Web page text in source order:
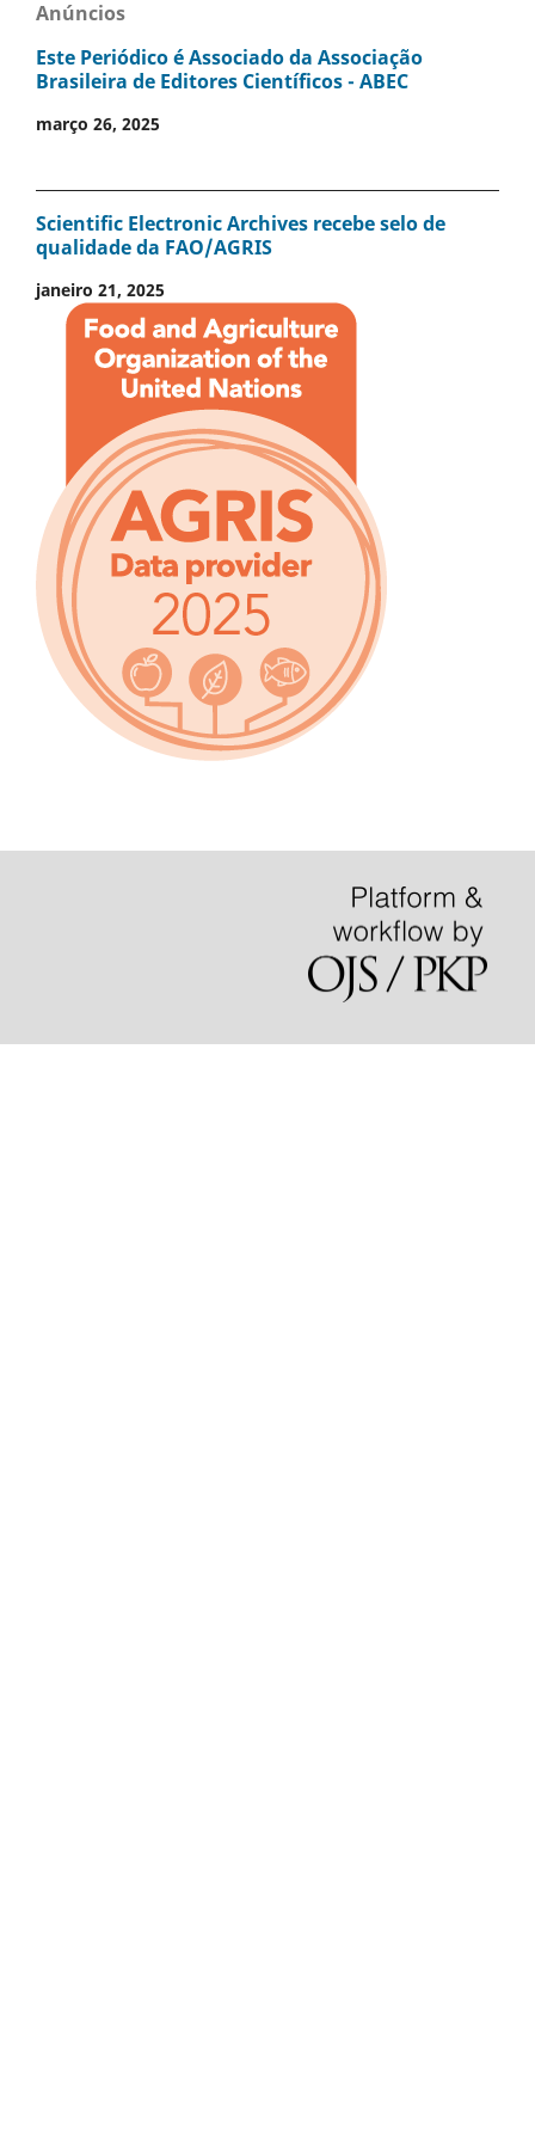
Anúncios
Este Periódico é Associado da Associação
Brasileira de Editores Científicos - ABEC
março 26, 2025
Scientific Electronic Archives recebe selo de
qualidade da FAO/AGRIS
janeiro 21, 2025